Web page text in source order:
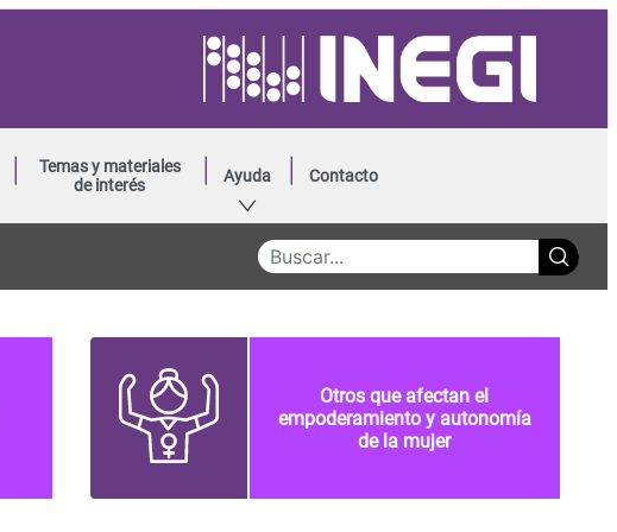
Temas y materiales
de interés
Ayuda Contacto
Otros que afectan el
empoderamiento y autonomía
de la mujer